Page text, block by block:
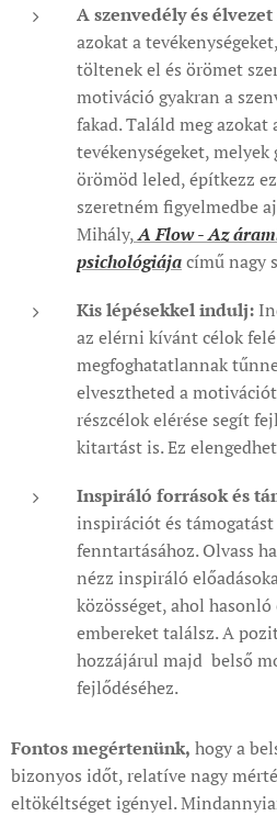
A szenvedély és
azokat a
töltenek el és örömet
motiváció gyakran a
fakad. Találd meg azokat
tevékenységeket, melyek
örömöd leled, építkezz
szeretném figyelmedbe
Mihály,A Flow - Az
psichológiájacímű nagy
Kis lépésekkel indulj:
az elérni kívánt célok
megfoghatatlannak
elvesztheted a
részcélok elérése segít
kitartást is. Ez
Inspiráló források és
inspirációt és
fenntartásához. Olvass
nézz inspiráló
közösséget, ahol
embereket találsz. A
hozzájárul majd belső
fejlődéséhez.
Fontos megértenünk, hogy a
bizonyos időt, relatíve nagy
eltökéltséget igényel.